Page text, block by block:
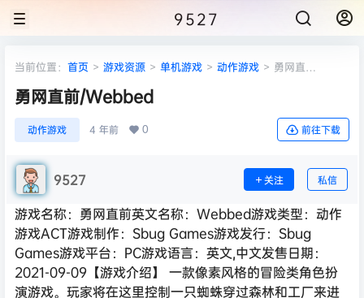
9527
当前位置： 首页 > 游戏资源 > 单机游戏 > 动作游戏 > 勇网直
勇网直前/Webbed
动作游戏 4 年前 0 前往下载
9527 关注 私信
游戏名称：勇网直前英文名称：Webbed游戏类型：动作
游戏ACT游戏制作：Sbug Games游戏发行：Sbug
Games游戏平台：PC游戏语言：英文,中文发售日期：
2021-09-09【游戏介绍】 一款像素风格的冒险类角色扮
演游戏。玩家将在这里控制一只蜘蛛穿过森林和工厂来进